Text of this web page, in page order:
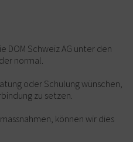
DOM Schweiz AG unter den
normal.
oder Schulung wünschen,
zu setzen.
können wir dies